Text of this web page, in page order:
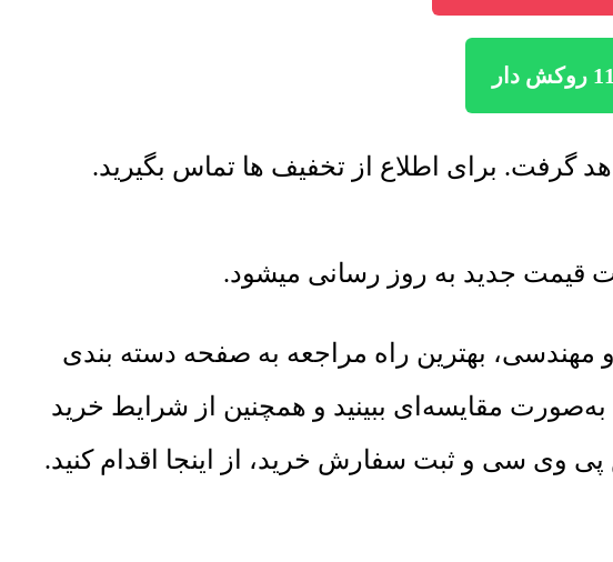
بهترین راه مراجعه به صفحه دسته بندی
به‌صورت مقایسه‌ای ببینید و همچنین از شرایط خرید
وی سی و ثبت سفارش خرید، از اینجا اقدام کنید.